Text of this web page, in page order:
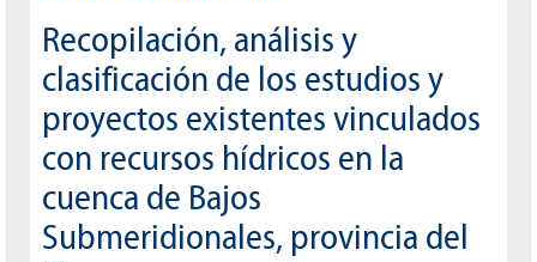
Recopilación, análisis y
clasificación de los estudios y
proyectos existentes vinculados
con recursos hídricos en la
cuenca de Bajos
Submeridionales, provincia del